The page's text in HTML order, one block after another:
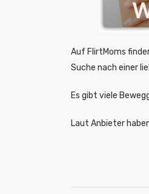
Auf FlirtMoms
Suche nach einer
Es gibt viele
Laut Anbieter